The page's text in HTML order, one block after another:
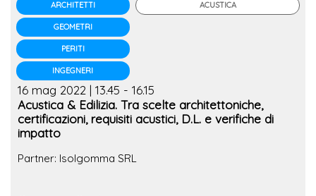
ARCHITETTI
GEOMETRI
PERITI
INGEGNERI
ACUSTICA
16 mag 2022 | 13.45 - 16.15
Acustica & Edilizia. Tra scelte architettoniche,
certificazioni, requisiti acustici, D.L. e verifiche di
impatto
Partner: Isolgomma SRL